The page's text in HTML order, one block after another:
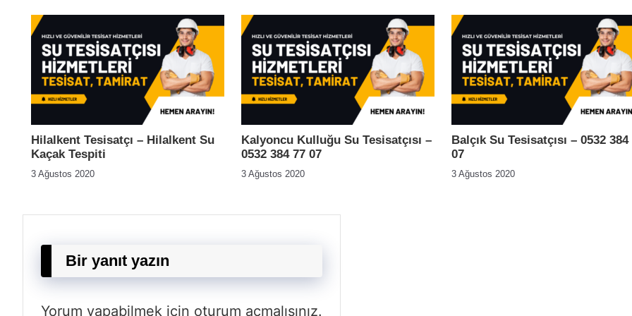
Hilalkent Tesisatçı – Hilalkent Su
Kaçak Tespiti
3 Ağustos 2020
Kalyoncu Kulluğu Su Tesisatçısı –
0532 384 77 07
3 Ağustos 2020
Balçık Su Tesisatçısı – 0532 384
07
3 Ağustos 2020
Bir yanıt yazın
Yorum yapabilmek için oturum açmalısınız.